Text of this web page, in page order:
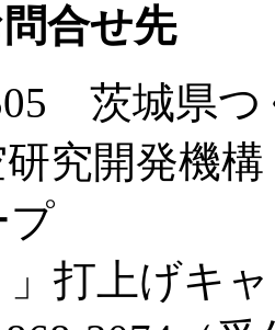
合せ先
茨城県つ
研究開発機
プ
」打上げキ